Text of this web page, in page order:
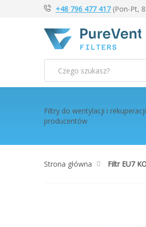
+48 796 477 417(Pon-Pt,
Filtry do wentylacji i
producentów
Strona główna Filtr EU7